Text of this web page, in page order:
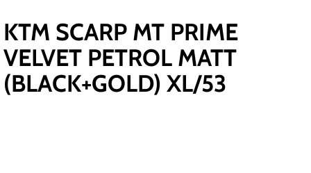
KTM SCARP MT PRIME
VELVET PETROL MATT
(BLACK+GOLD) XL/53